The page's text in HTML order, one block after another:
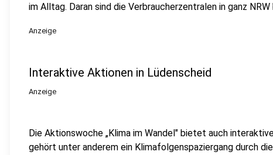
im Alltag. Daran sind die Verbraucherzentralen in ganz
Anzeige
Interaktive Aktionen in Lüdenscheid
Anzeige
Die Aktionswoche „Klima im Wandel" bietet auch
gehört unter anderem ein Klimafolgenspaziergang durch